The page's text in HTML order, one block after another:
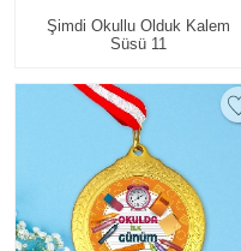
Şimdi Okullu Olduk Kalem
Süsü 11